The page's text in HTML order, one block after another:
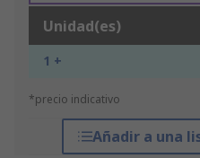
Unidad(es)
1 +
*precio indicativo
Añadir a una